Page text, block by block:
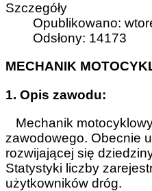
Szczegóły
Opublikowano:
Odsłony: 14173
MECHANIK
1. Opis zawodu:
Mechanik
zawodowego. Obecnie
rozwijającej się
Statystyki liczby
użytkowników dróg.